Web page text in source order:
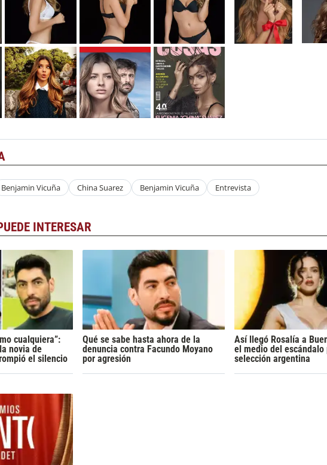
Benjamin Vicuña China Suarez Benjamin Vicuña Entrevista
INTERESAR
cualquiera”:
novia de
el silencio
Qué se sabe hasta ahora de la
denuncia contra Facundo Moyano
por agresión
Así llegó Rosalía a
el medio del escándalo
selección argentina